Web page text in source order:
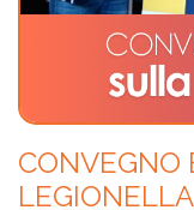
CONVEGNO
LEGIONELLA